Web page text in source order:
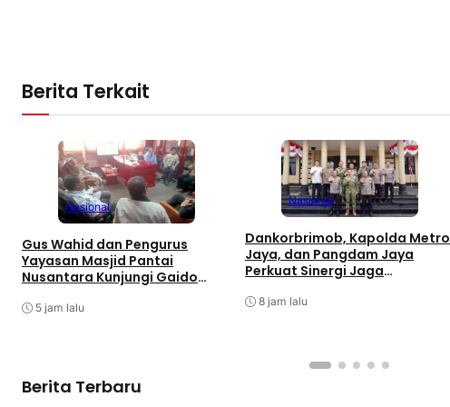
Berita Terkait
Nasional
Gus Wahid dan Pengurus
Yayasan Masjid Pantai
Nusantara Kunjungi Gaido
Pengembangan Ekonomi
5 jam lalu
Nasional
Dankorbrimob, Kapolda Metro
Jaya, dan Pangdam Jaya
Perkuat Sinergi Jaga
8 jam lalu
Berita Terbaru